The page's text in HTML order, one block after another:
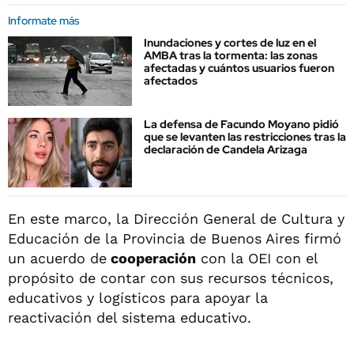
Informate más
Inundaciones y cortes de luz en el
AMBA tras la tormenta: las zonas
afectadas y cuántos usuarios fueron
afectados
La defensa de Facundo Moyano pidió
que se levanten las restricciones tras la
declaración de Candela Arizaga
En este marco, la Dirección General de Cultura y
Educación de la Provincia de Buenos Aires firmó
un acuerdo de cooperación con la OEI con el
propósito de contar con sus recursos técnicos,
educativos y logísticos para apoyar la
reactivación del sistema educativo.